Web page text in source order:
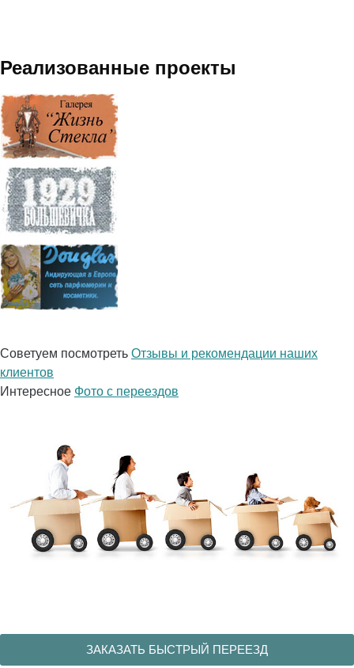
Реализованные проекты
Советуем посмотреть Отзывы и рекомендации наших
клиентов
Интересное Фото с переездов
ЗАКАЗАТЬ БЫСТРЫЙ ПЕРЕЕЗД